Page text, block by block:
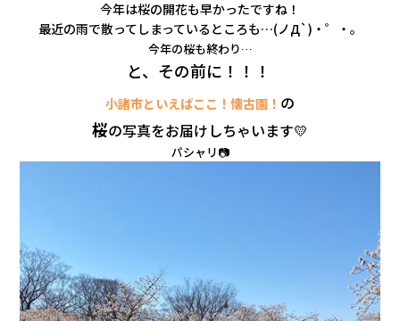
会社情報
今年は桜の開花も早かったですね！
最近の雨で散ってしまっているところも…(ノД`)・゜・。
今年の桜も終わり…
と、その前に！！！
小諸市といえばここ！懐古園！ の
桜の写真をお届けしちゃいます💛
パシャリ📷